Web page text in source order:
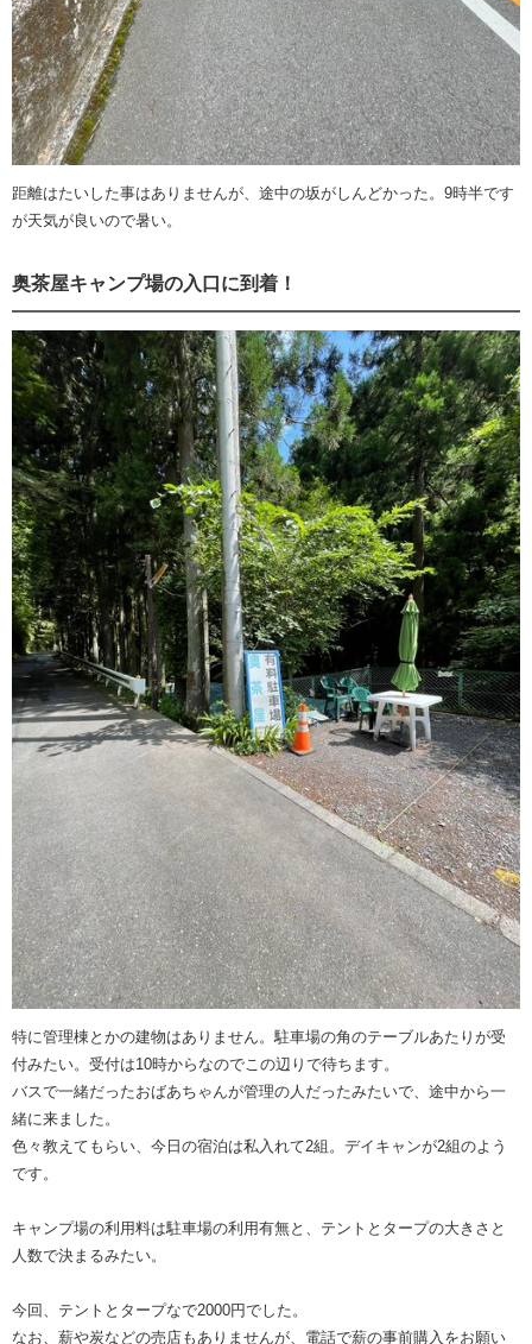
距離はたいした事はありませんが、途中の坂がしんどかった。9時半です
が天気が良いので暑い。
奥茶屋キャンプ場の入口に到着！
特に管理棟とかの建物はありません。駐車場の角のテーブルあたりが受
付みたい。受付は10時からなのでこの辺りで待ちます。
バスで一緒だったおばあちゃんが管理の人だったみたいで、途中から一
緒に来ました。
色々教えてもらい、今日の宿泊は私入れて2組。デイキャンが2組のよう
です。
キャンプ場の利用料は駐車場の利用有無と、テントとタープの大きさと
人数で決まるみたい。
今回、テントとタープなで2000円でした。
なお、薪や炭などの売店もありませんが、電話で薪の事前購入をお願い